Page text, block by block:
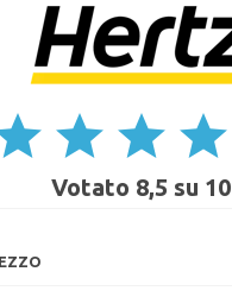
star star star
Votato 8,5 su 10